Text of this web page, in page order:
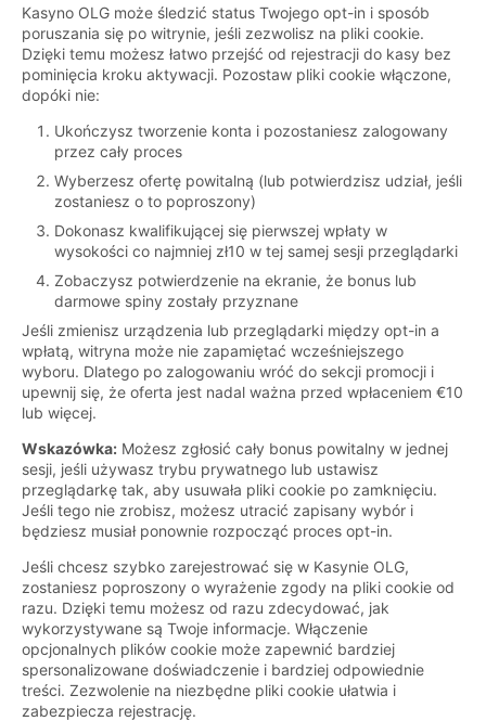
Kasyno OLG może śledzić status Twojego opt-in i sposób
poruszania się po witrynie, jeśli zezwolisz na pliki cookie.
Dzięki temu możesz łatwo przejść od rejestracji do kasy bez
pominięcia kroku aktywacji. Pozostaw pliki cookie włączone,
dopóki nie:
Ukończysz tworzenie konta i pozostaniesz zalogowany
przez cały proces
Wyberzesz ofertę powitalną (lub potwierdzisz udział, jeśli
zostaniesz o to poproszony)
Dokonasz kwalifikującej się pierwszej wpłaty w
wysokości co najmniej zł10 w tej samej sesji przeglądarki
Zobaczysz potwierdzenie na ekranie, że bonus lub
darmowe spiny zostały przyznane
Jeśli zmienisz urządzenia lub przeglądarki między opt-in a
wpłatą, witryna może nie zapamiętać wcześniejszego
wyboru. Dlatego po zalogowaniu wróć do sekcji promocji i
upewnij się, że oferta jest nadal ważna przed wpłaceniem €10
lub więcej.
Wskazówka: Możesz zgłosić cały bonus powitalny w jednej
sesji, jeśli używasz trybu prywatnego lub ustawisz
przeglądarkę tak, aby usuwała pliki cookie po zamknięciu.
Jeśli tego nie zrobisz, możesz utracić zapisany wybór i
będziesz musiał ponownie rozpocząć proces opt-in.
Jeśli chcesz szybko zarejestrować się w Kasynie OLG,
zostaniesz poproszony o wyrażenie zgody na pliki cookie od
razu. Dzięki temu możesz od razu zdecydować, jak
wykorzystywane są Twoje informacje. Włączenie
opcjonalnych plików cookie może zapewnić bardziej
spersonalizowane doświadczenie i bardziej odpowiednie
treści. Zezwolenie na niezbędne pliki cookie ułatwia i
zabezpiecza rejestrację.